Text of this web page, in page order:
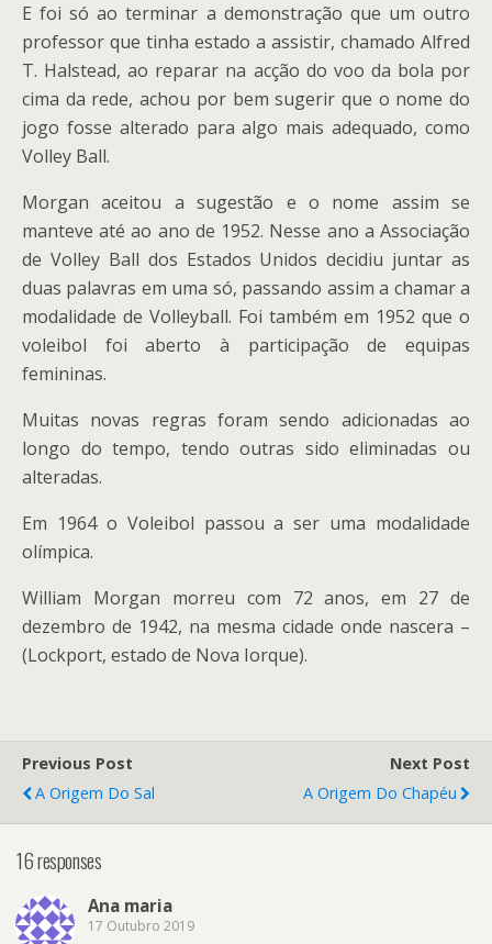
E foi só ao terminar a demonstração que um outro
professor que tinha estado a assistir, chamado Alfred
T. Halstead, ao reparar na acção do voo da bola por
cima da rede, achou por bem sugerir que o nome do
jogo fosse alterado para algo mais adequado, como
Volley Ball.
Morgan aceitou a sugestão e o nome assim se
manteve até ao ano de 1952. Nesse ano a Associação
de Volley Ball dos Estados Unidos decidiu juntar as
duas palavras em uma só, passando assim a chamar a
modalidade de Volleyball. Foi também em 1952 que o
voleibol foi aberto à participação de equipas
femininas.
Muitas novas regras foram sendo adicionadas ao
longo do tempo, tendo outras sido eliminadas ou
alteradas.
Em 1964 o Voleibol passou a ser uma modalidade
olímpica.
William Morgan morreu com 72 anos, em 27 de
dezembro de 1942, na mesma cidade onde nascera –
(Lockport, estado de Nova Iorque).
Previous Post
A Origem Do Sal
Next Post
A Origem Do Chapéu
16 responses
Ana maria
17 Outubro 2019